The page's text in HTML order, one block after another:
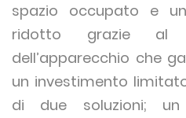
spazio occupato e
ridotto grazie al
dell’apparecchio che
un investimento
di due soluzioni;